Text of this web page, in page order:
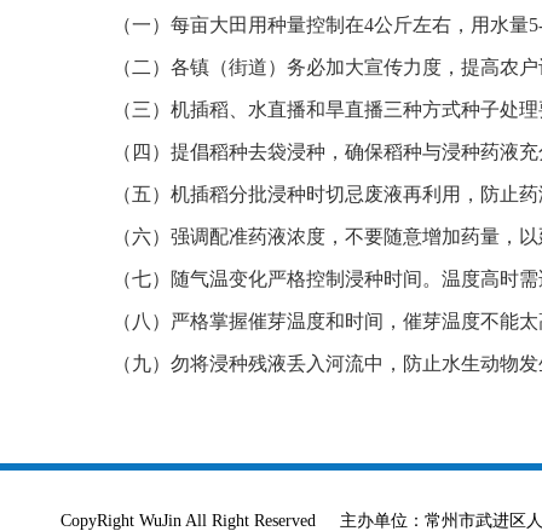
（一）每亩大田用种量控制在4公斤左右，用水量
（二）各镇（街道）务必加大宣传力度，提高农
（三）机插稻、水直播和旱直播三种方式种子处
（四）提倡稻种去袋浸种，确保稻种与浸种药液
（五）机插稻分批浸种时切忌废液再利用，防止
（六）强调配准药液浓度，不要随意增加药量，
（七）随气温变化严格控制浸种时间。温度高时
（八）严格掌握催芽温度和时间，催芽温度不能
（九）勿将浸种残液丢入河流中，防止水生动物
CopyRight WuJin All Right Reserved 主办单位：常州市武进